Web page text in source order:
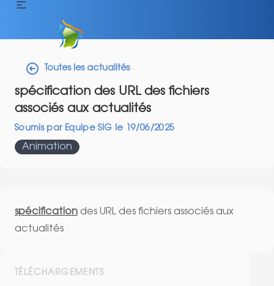
Toutes les actualités
spécification des URL des fichiers
associés aux actualités
Soumis par Equipe SIG le 19/06/2025
Animation
spécification des URL des fichiers associés aux
actualités
TÉLÉCHARGEMENTS